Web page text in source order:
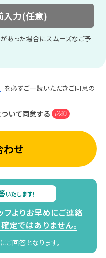
入力(任意)
あった場合にスムーズなご予
」を必ずご一読いただきご同意の
いて同意する 必須
わせ
フよりお早めにご連絡
定ではありません。
回答となります。